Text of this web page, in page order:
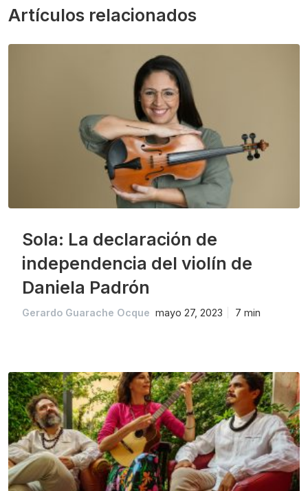
Artículos relacionados
Sola: La declaración de
independencia del violín de
Daniela Padrón
Gerardo Guarache Ocque mayo 27, 2023 7 min